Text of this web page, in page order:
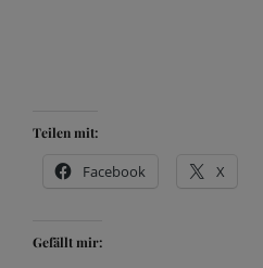
Teilen mit:
Facebook X
Gefällt mir: